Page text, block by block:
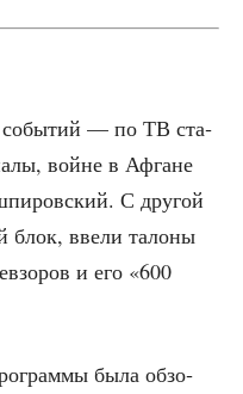
собы­тий — по ТВ ста­
войне в Афгане
С дру­гой
блок, вве­ли тало­ны
и его «600
была обзо­